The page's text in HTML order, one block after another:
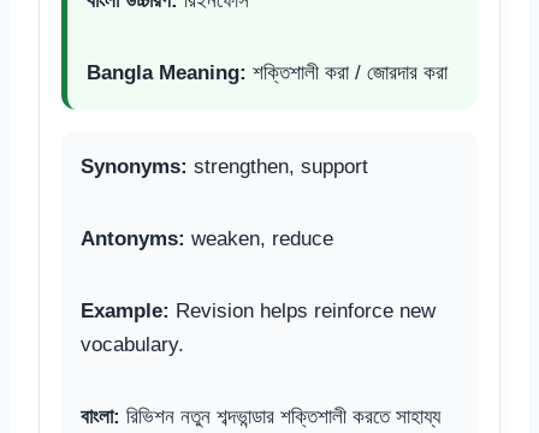
Bangla Meaning: শক্তিশালী করা / জোরদার করা
Synonyms: strengthen, support
Antonyms: weaken, reduce
Example: Revision helps reinforce new
vocabulary.
বাংলা: রিভিশন নতুন শব্দভান্ডার শক্তিশালী করতে সাহায্য